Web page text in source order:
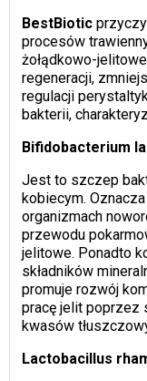
BestBiotic
procesów
żołądkowo-
regeneracji,
regulacji
bakterii,
Bifidobacterium
Jest to szczep
kobiecym.
organizmach
przewodu
jelitowe. Ponadto
składników
promuje rozwój
pracę jelit poprzez
kwasów
Lactobacillus